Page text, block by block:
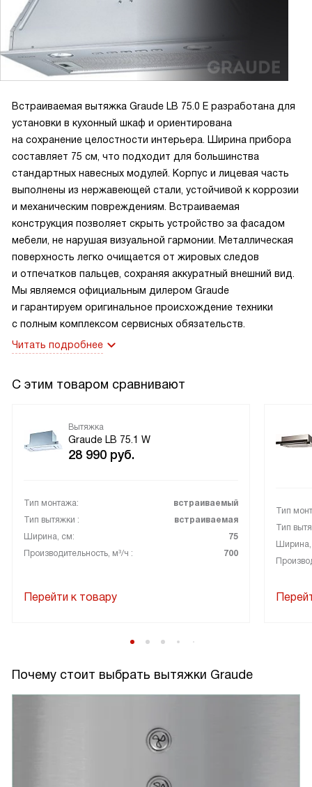
Встраиваемая вытяжка Graude LB 75.0 E разработана для
установки в кухонный шкаф и ориентирована
на сохранение целостности интерьера. Ширина прибора
составляет 75 см, что подходит для большинства
стандартных навесных модулей. Корпус и лицевая часть
выполнены из нержавеющей стали, устойчивой к коррозии
и механическим повреждениям. Встраиваемая
конструкция позволяет скрыть устройство за фасадом
мебели, не нарушая визуальной гармонии. Металлическая
поверхность легко очищается от жировых следов
и отпечатков пальцев, сохраняя аккуратный внешний вид.
Мы являемся официальным дилером Graude
и гарантируем оригинальное происхождение техники
с полным комплексом сервисных обязательств.
Читать подробнее
С этим товаром сравнивают
Вытяжка
Graude LB 75.1 W
28 990 руб.
Тип монтажа:
встраиваемый
Тип вытяжки :
встраиваемая
Ширина, см:
75
Производительность, м³/ч :
700
Перейти к товару
Тип
Тип
Почему стоит выбрать вытяжки Graude